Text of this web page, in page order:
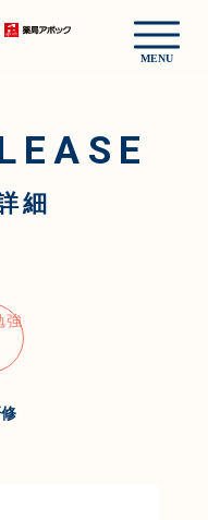
MENU
細
強